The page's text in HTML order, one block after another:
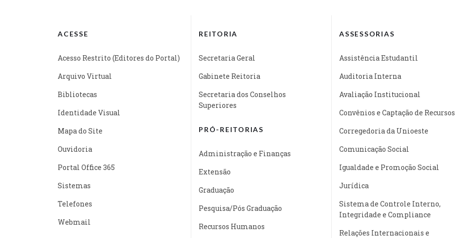
ACESSE
Acesso Restrito (Editores do Portal)
Arquivo Virtual
Bibliotecas
Identidade Visual
Mapa do Site
Ouvidoria
Portal Office 365
Sistemas
Telefones
Webmail
REITORIA
Secretaria Geral
Gabinete Reitoria
Secretaria dos Conselhos
Superiores
PRÓ-REITORIAS
Administração e Finanças
Extensão
Graduação
Pesquisa/Pós Graduação
Recursos Humanos
ASSESSORIAS
Assistência Estudantil
Auditoria Interna
Avaliação Institucional
Convênios e Captação de Recursos
Corregedoria da Unioeste
Comunicação Social
Igualdade e Promoção Social
Jurídica
Sistema de Controle Interno,
Integridade e Compliance
Relações Internacionais e